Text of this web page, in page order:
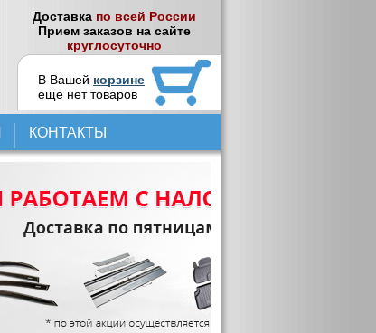
Доставка по всей России
Прием заказов на сайте
круглосуточно
В Вашей корзине
еще нет товаров
КОНТАКТЫ